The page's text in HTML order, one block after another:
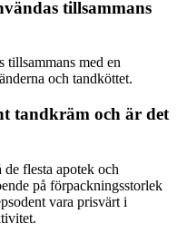
tillsammans
tillsammans med en
och tandköttet.
tandkräm och är det
flesta apotek och
på förpackningsstorlek
vara prisvärt i